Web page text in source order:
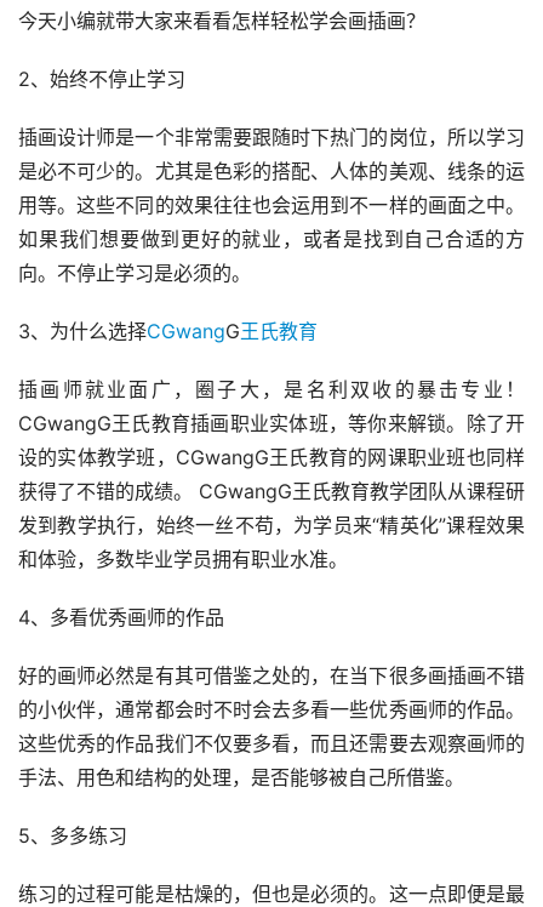
今天小编就带大家来看看怎样轻松学会画插画？
2、始终不停止学习
插画设计师是一个非常需要跟随时下热门的岗位，所以学习
是必不可少的。尤其是色彩的搭配、人体的美观、线条的运
用等。这些不同的效果往往也会运用到不一样的画面之中。
如果我们想要做到更好的就业，或者是找到自己合适的方
向。不停止学习是必须的。
3、为什么选择CGwangG王氏教育
插画师就业面广，圈子大，是名利双收的暴击专业！
CGwangG王氏教育插画职业实体班，等你来解锁。除了开
设的实体教学班，CGwangG王氏教育的网课职业班也同样
获得了不错的成绩。 CGwangG王氏教育教学团队从课程研
发到教学执行，始终一丝不苟，为学员来“精英化”课程效果
和体验，多数毕业学员拥有职业水准。
4、多看优秀画师的作品
好的画师必然是有其可借鉴之处的，在当下很多画插画不错
的小伙伴，通常都会时不时会去多看一些优秀画师的作品。
这些优秀的作品我们不仅要多看，而且还需要去观察画师的
手法、用色和结构的处理，是否能够被自己所借鉴。
5、多多练习
练习的过程可能是枯燥的，但也是必须的。这一点即便是最